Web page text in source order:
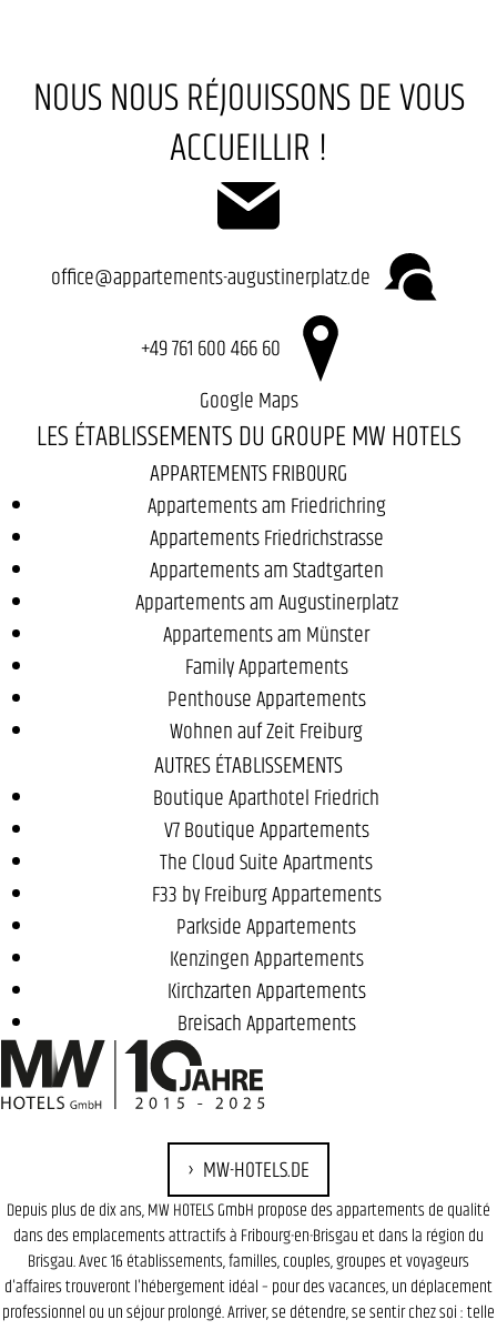
NOUS NOUS RÉJOUISSONS DE VOUS
ACCUEILLIR !
office@appartements-augustinerplatz.de
+49 761 600 466 60
Google Maps
LES ÉTABLISSEMENTS DU GROUPE MW HOTELS
APPARTEMENTS FRIBOURG
Appartements am Friedrichring
Appartements Friedrichstrasse
Appartements am Stadtgarten
Appartements am Augustinerplatz
Appartements am Münster
Family Appartements
Penthouse Appartements
Wohnen auf Zeit Freiburg
AUTRES ÉTABLISSEMENTS
Boutique Aparthotel Friedrich
V7 Boutique Appartements
The Cloud Suite Apartments
F33 by Freiburg Appartements
Parkside Appartements
Kenzingen Appartements
Kirchzarten Appartements
Breisach Appartements
MW-HOTELS.DE
Depuis plus de dix ans, MW HOTELS GmbH propose des appartements de qualité
dans des emplacements attractifs à Fribourg-en-Brisgau et dans la région du
Brisgau. Avec 16 établissements, familles, couples, groupes et voyageurs
d'affaires trouveront l'hébergement idéal – pour des vacances, un déplacement
professionnel ou un séjour prolongé. Arriver, se détendre, se sentir chez soi : telle